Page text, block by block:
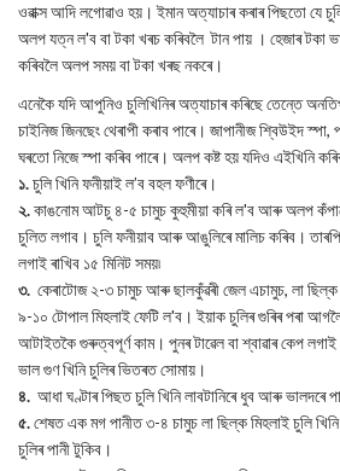
ওৱাক্স আদি লগোৱাও হয়। ইমান অত্যাচাৰ কৰাৰ পিছতো যে
অলপ যত্ন ল'ব বা টকা খৰচ কৰিবলৈ টান পায় । হেজাৰ টকা
কৰিবলৈ অলপ সময় বা টকা খৰছ নকৰে।
এনেকৈ যদি আপুনিও চুলিখিনিৰ অত্যাচাৰ কৰিছে তেন্তে
চাইনিজ জিনছেং থেৰাপী কৰাব পাৰে। জাপানীজ শ্বিউইদ
ঘৰতো নিজে স্পা কৰিব পাৰে। অলপ কষ্ট হয় যদিও এইখিনি
১.চুলি খিনি ফনীয়াই ল’ব বহল ফণীৰে।
২.কাঙনোম আটচু ৪-৫ চামুচ কুহুমীয়া কৰি ল'ব আৰু অলপ
চুলিত লগাব। চুলি ফনীয়াব আৰু আঙুলিৰে মালিচ কৰিব।
লগাই ৰাখিব ১৫ মিনিট সময়৷
৩. কেৰাটোজ ২-৩ চামুচ আৰু ছালকুঁৱৰী জেল এচামুচ, লা ছিল্ক
৯-১০ টোপাল মিহলাই ফেটি ল'ব। ইয়াক চুলিৰ গুৰিৰ পৰা
আটাইতকৈ গুৰুত্বপূৰ্ণ কাম। পুনৰ টাৱেল বা শ্বাৱাৰ কেপ লগাই
ভাল গুণ খিনি চুলিৰ ভিতৰত সোমায়।
৪. আধা ঘণ্টাৰ পিছত চুলি খিনি লাবটানিৰে ধুব আৰু ভালদৰে
৫.শেষত এক মগ পানীত ৩-৪ চামুচ লা ছিল্ক মিহলাই চুলি
চুলিৰ পানী টুকিব।